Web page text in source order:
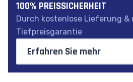
100% PREISSICHERHEIT
Durch kostenlose Lieferung &
Tiefpreisgarantie
Erfahren Sie mehr